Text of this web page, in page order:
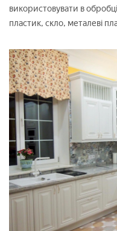
використовувати в
пластик, скло, металеві